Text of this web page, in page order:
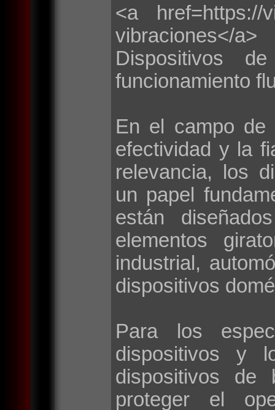
<a href=https://
vibraciones</a>
Dispositivos
funcionamiento
En el campo de
efectividad y la
relevancia, los
un papel
están
elementos
industrial,
dispositivos
Para los
dispositivos y
dispositivos de
proteger el